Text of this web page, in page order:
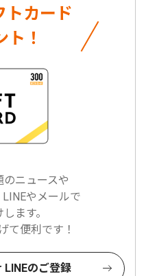
トカード
ト！
ニュースや
やメールで
ます。
て便利です！
のご登録